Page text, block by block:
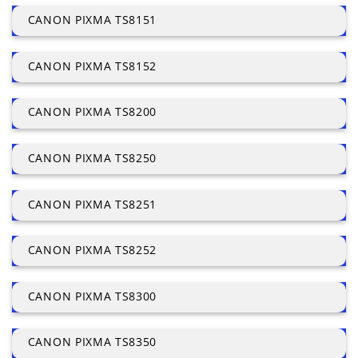
CANON PIXMA TS8151
CANON PIXMA TS8152
CANON PIXMA TS8200
CANON PIXMA TS8250
CANON PIXMA TS8251
CANON PIXMA TS8252
CANON PIXMA TS8300
CANON PIXMA TS8350